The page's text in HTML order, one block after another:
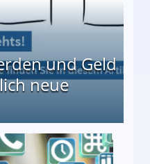
und Geld
neue